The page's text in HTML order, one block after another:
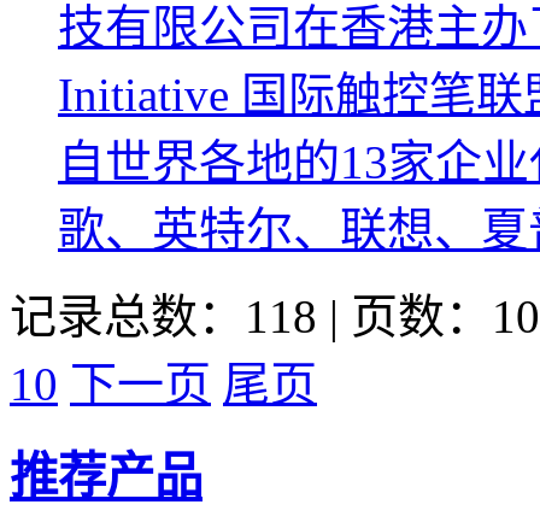
技有限公司在香港主办
Initiative 国际触控笔
自世界各地的13家企
歌、英特尔、联想、
记录总数：118 | 页数：10
10 下一页 尾页
推荐产品